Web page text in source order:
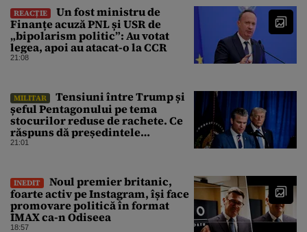
REACȚIE
Un fost ministru de
Finanțe acuză PNL și USR de
„bipolarism politic”: Au votat
legea, apoi au atacat-o la CCR
21:08
MILITAR
Tensiuni între Trump și
șeful Pentagonului pe tema
stocurilor reduse de rachete. Ce
răspuns dă președintele
american
21:01
INEDIT
Noul premier britanic,
foarte activ pe Instagram, își face
promovare politică în format
IMAX ca-n Odiseea
18:57